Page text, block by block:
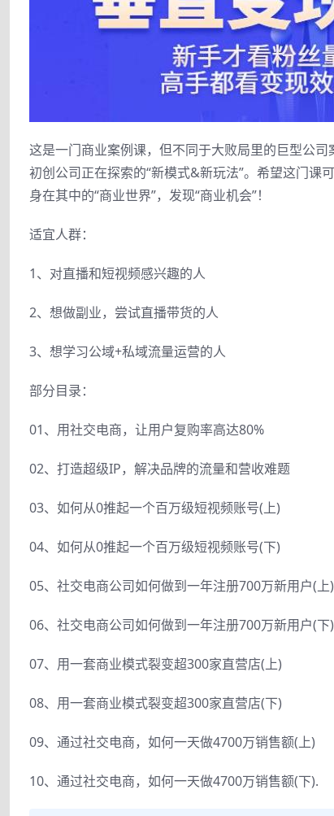
这是一门商业案例课，但不同于大败局里的巨型公
初创公司正在探索的“新模式&新玩法”。希望这门课
身在其中的“商业世界”，发现“商业机会”！
适宜人群：
1、对直播和短视频感兴趣的人
2、想做副业，尝试直播带货的人
3、想学习公域+私域流量运营的人
部分目录：
01、用社交电商，让用户复购率高达80%
02、打造超级IP，解决品牌的流量和营收难题
03、如何从0推起一个百万级短视频账号(上)
04、如何从0推起一个百万级短视频账号(下)
05、社交电商公司如何做到一年注册700万新用户(上)
06、社交电商公司如何做到一年注册700万新用户(下)
07、用一套商业模式裂变超300家直营店(上)
08、用一套商业模式裂变超300家直营店(下)
09、通过社交电商，如何一天做4700万销售额(上)
10、通过社交电商，如何一天做4700万销售额(下).